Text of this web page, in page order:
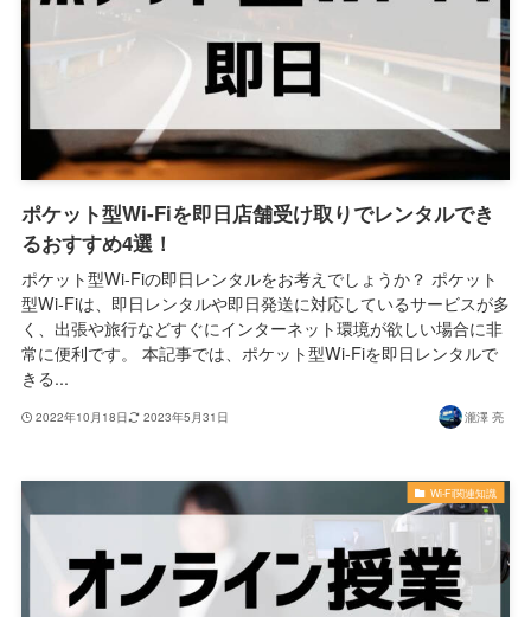
ポケット型Wi-Fiを即日店舗受け取りでレンタルでき
るおすすめ4選！
ポケット型Wi-Fiの即日レンタルをお考えでしょうか？ ポケット
型Wi-Fiは、即日レンタルや即日発送に対応しているサービスが多
く、出張や旅行などすぐにインターネット環境が欲しい場合に非
常に便利です。 本記事では、ポケット型Wi-Fiを即日レンタルで
きる...
2022年10月18日 2023年5月31日 瀧澤 亮
Wi-Fi関連知識